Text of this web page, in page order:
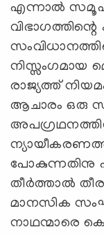
എന്നാല്‍
വിഭാഗത്തിന്റെ
നിസ്സംഗമായ
രാജ്യത്ത്
ആചാരം ഒരു
പോകുന്നതിനു
തീര്‍ത്താല്‍
മാനസിക
നാഥന്മാരെ